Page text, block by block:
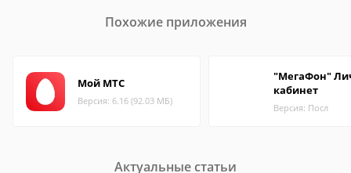
Похожие приложения
Мой МТС
Версия: 6.16 (92.03 МБ)
"МегаФон"
кабинет
Версия: Посл
Актуальные статьи